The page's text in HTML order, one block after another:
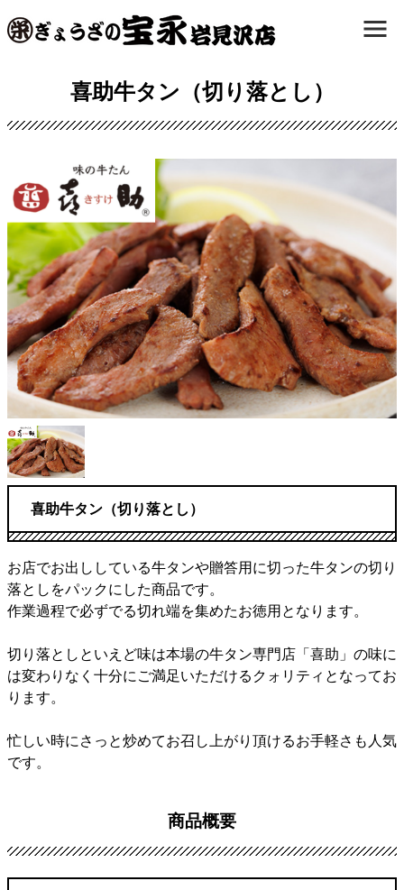
喜助牛タン（切り落とし）
喜助牛タン（切り落とし）
お店でお出ししている牛タンや贈答用に切った牛タンの切り
落としをパックにした商品です。
作業過程で必ずでる切れ端を集めたお徳用となります。
切り落としといえど味は本場の牛タン専門店「喜助」の味に
は変わりなく十分にご満足いただけるクォリティとなってお
ります。
忙しい時にさっと炒めてお召し上がり頂けるお手軽さも人気
です。
商品概要